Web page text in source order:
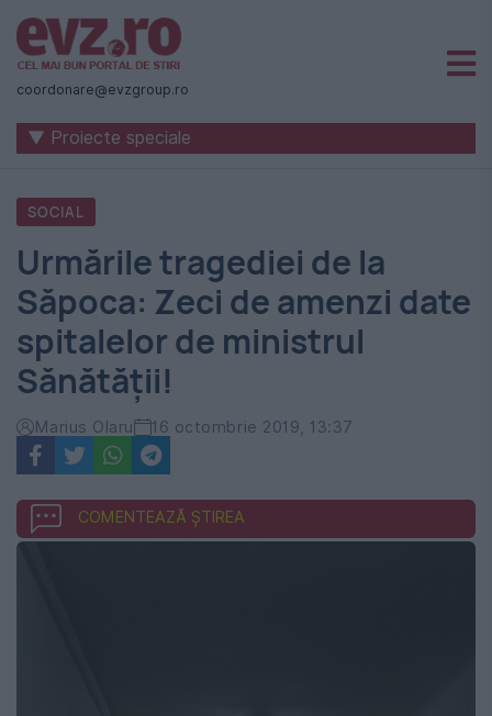
Știri
naționale
internaționale
România
-
Evenimentul
Zilei
coordonare@evzgroup.ro
▼ Proiecte speciale
SOCIAL
Urmările tragediei de la
Săpoca: Zeci de amenzi date
spitalelor de ministrul
Sănătății!
Marius Olaru 16 octombrie 2019, 13:37
COMENTEAZĂ ȘTIREA